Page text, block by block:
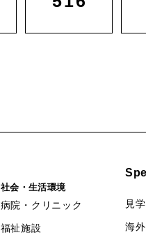
社会・生活環境
病院・クリニック
福祉施設
見
海